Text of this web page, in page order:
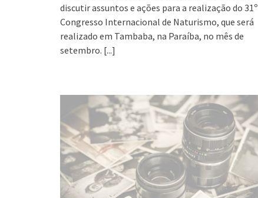
discutir assuntos e ações para a realização do 31º
Congresso Internacional de Naturismo, que será
realizado em Tambaba, na Paraíba, no mês de
setembro. [...]